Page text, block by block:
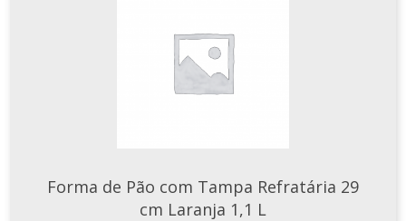
Forma de Pão com Tampa Refratária 29
cm Laranja 1,1 L